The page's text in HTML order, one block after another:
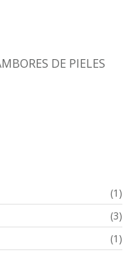
DE PIELES
(1)
(3)
(1)